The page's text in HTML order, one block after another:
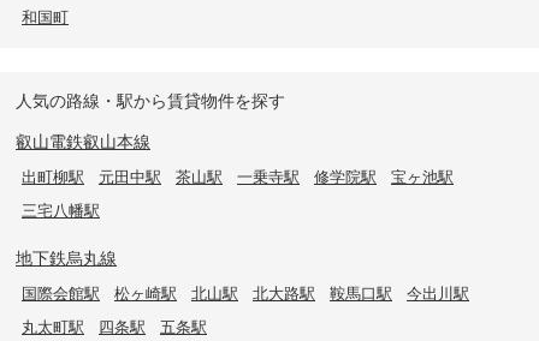
和国町
人気の路線・駅から賃貸物件を探す
叡山電鉄叡山本線
出町柳駅 元田中駅 茶山駅 一乗寺駅 修学院駅
宝ヶ池駅
三宅八幡駅
地下鉄烏丸線
国際会館駅 松ヶ崎駅 北山駅 北大路駅 鞍馬口駅
今出川駅
丸太町駅
四条駅 五条駅